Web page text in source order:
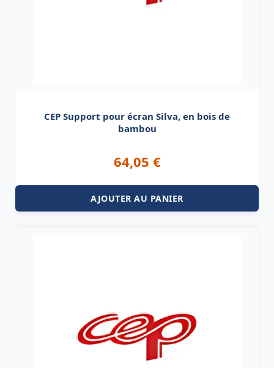
CEP Support pour écran Silva, en bois de
bambou
64,05 €
AJOUTER AU PANIER